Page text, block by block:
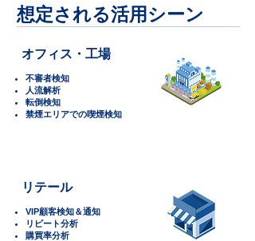
想定される活用シーン
オフィス・工場
不審者検知
人流解析
転倒検知
禁煙エリアでの喫煙検知
リテール
VIP顧客検知＆通知
リピート分析
購買率分析